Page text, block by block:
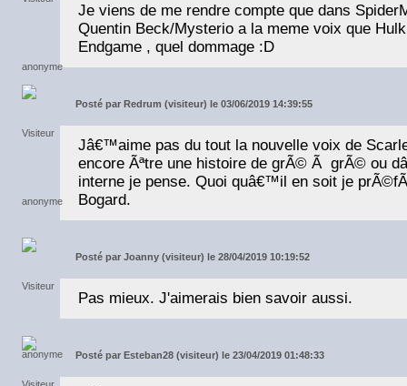
Je viens de me rendre compte que dans
Quentin Beck/Mysterio a la meme voix que
Endgame , quel dommage :D
Posté par Redrum (visiteur) le 03/06/2019 14:39:55
Jâ€™aime pas du tout la nouvelle voix de
encore Ãªtre une histoire de grÃ© Ã grÃ© ou
interne je pense. Quoi quâ€™il en soit je
Bogard.
Posté par Joanny (visiteur) le 28/04/2019 10:19:52
Pas mieux. J'aimerais bien savoir aussi.
Posté par Esteban28 (visiteur) le 23/04/2019 01:48:33